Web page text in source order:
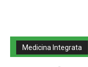
Medicina Integrata